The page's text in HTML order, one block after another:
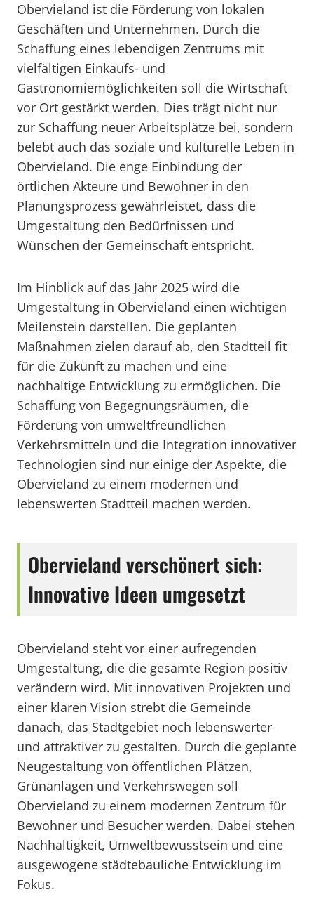
Obervieland ist die Förderung von lokalen
Geschäften und Unternehmen. Durch die
Schaffung eines lebendigen Zentrums mit
vielfältigen Einkaufs- und
Gastronomiemöglichkeiten soll die Wirtschaft
vor Ort gestärkt werden. Dies trägt nicht nur
zur Schaffung neuer Arbeitsplätze bei, sondern
belebt auch das soziale und kulturelle Leben in
Obervieland. Die enge Einbindung der
örtlichen Akteure und Bewohner in den
Planungsprozess gewährleistet, dass die
Umgestaltung den Bedürfnissen und
Wünschen der Gemeinschaft entspricht.
Im Hinblick auf das Jahr 2025 wird die
Umgestaltung in Obervieland einen wichtigen
Meilenstein darstellen. Die geplanten
Maßnahmen zielen darauf ab, den Stadtteil fit
für die Zukunft zu machen und eine
nachhaltige Entwicklung zu ermöglichen. Die
Schaffung von Begegnungsräumen, die
Förderung von umweltfreundlichen
Verkehrsmitteln und die Integration innovativer
Technologien sind nur einige der Aspekte, die
Obervieland zu einem modernen und
lebenswerten Stadtteil machen werden.
Obervieland verschönert sich:
Innovative Ideen umgesetzt
Obervieland steht vor einer aufregenden
Umgestaltung, die die gesamte Region positiv
verändern wird. Mit innovativen Projekten und
einer klaren Vision strebt die Gemeinde
danach, das Stadtgebiet noch lebenswerter
und attraktiver zu gestalten. Durch die geplante
Neugestaltung von öffentlichen Plätzen,
Grünanlagen und Verkehrswegen soll
Obervieland zu einem modernen Zentrum für
Bewohner und Besucher werden. Dabei stehen
Nachhaltigkeit, Umweltbewusstsein und eine
ausgewogene städtebauliche Entwicklung im
Fokus.